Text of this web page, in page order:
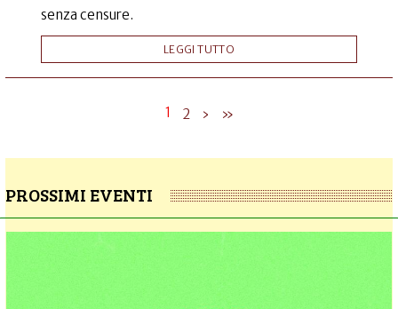
senza censure.
LEGGI TUTTO
1 2 › »
PROSSIMI EVENTI